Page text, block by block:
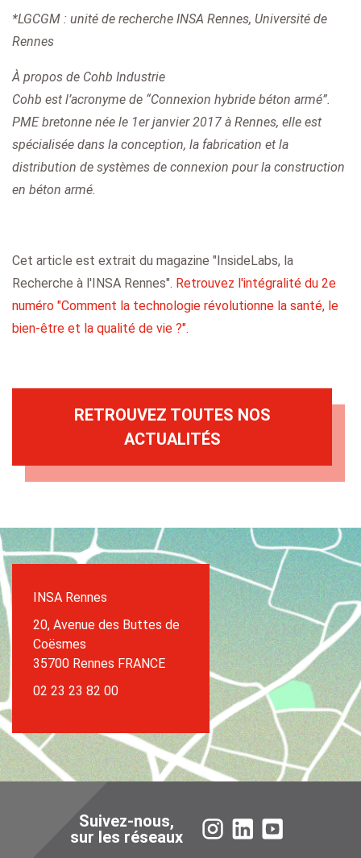
*LGCGM : unité de recherche INSA Rennes, Université de
Rennes
À propos de Cohb Industrie
Cohb est l’acronyme de “Connexion hybride béton armé”.
PME bretonne née le 1er janvier 2017 à Rennes, elle est
spécialisée dans la conception, la fabrication et la
distribution de systèmes de connexion pour la construction
en béton armé.
Cet article est extrait du magazine "InsideLabs, la
Recherche à l'INSA Rennes". Retrouvez l'intégralité du 2e
numéro "Comment la technologie révolutionne la santé, le
bien-être et la qualité de vie ?".
RETROUVEZ TOUTES NOS
ACTUALITÉS
INSA Rennes
20, Avenue des Buttes de
Coësmes
35700 Rennes FRANCE
02 23 23 82 00
Suivez-nous,
sur les réseaux
InstagramLinkedIn